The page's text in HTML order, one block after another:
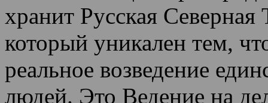
хранит Русская
который уникален тем,
реальное возведение
людей. Это Ведение на